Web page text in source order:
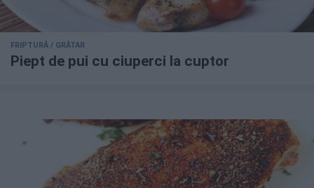
FRIPTURĂ / GRĂTAR
Piept de pui cu ciuperci la cuptor